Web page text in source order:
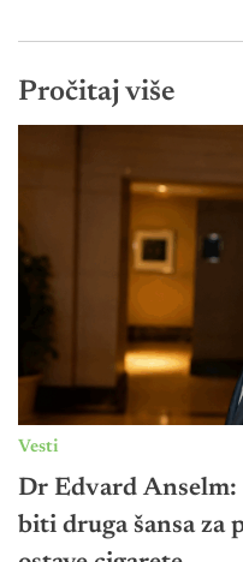
Pročitaj više
Vesti
Dr Edvard Anselm:
biti druga šansa za